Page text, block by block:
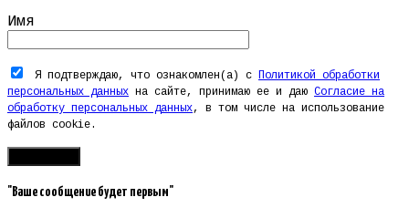
Имя
Я подтверждаю, что ознакомлен(а) с
Политикой обработки
персональных данных на сайте, принимаю ее и даю Согласие на
обработку персональных данных, в том числе на использование
файлов cookie.
"Ваше сообщение будет первым"